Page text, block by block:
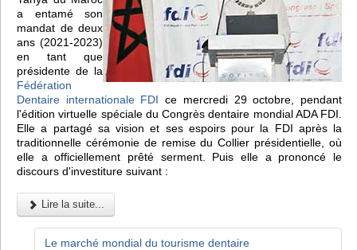
a entamé son
mandat de deux
ans (2021-2023)
en tant que
présidente de la
Fédération
Dentaire internationale FDI ce mercredi 29 octobre, pendant
l'édition virtuelle spéciale du Congrès dentaire mondial ADA FDI.
Elle a partagé sa vision et ses espoirs pour la FDI après la
traditionnelle cérémonie de remise du Collier présidentielle, où
elle a officiellement prêté serment. Puis elle a prononcé le
discours d'investiture suivant :
Lire la suite...
Le marché mondial du tourisme dentaire